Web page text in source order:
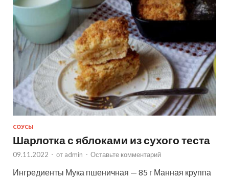
СОУСЫ
Шарлотка с яблоками из сухого теста
09.11.2022 - от admin - Оставьте комментарий
Ингредиенты Мука пшеничная — 85 г Манная круппа